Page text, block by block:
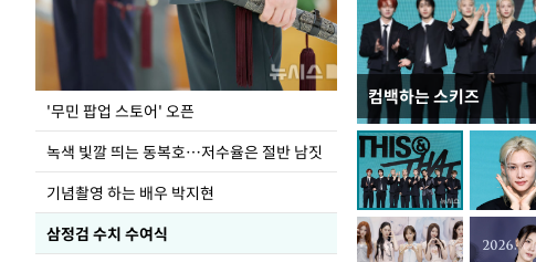
'무민 팝업 스토어' 오픈
녹색 빛깔 띄는 동복호…저수율은 절반 남짓
기념촬영 하는 배우 박지현
삼정검 수치 수여식
컴백하는 스키즈
지석천 뒤덮은 개구리밥